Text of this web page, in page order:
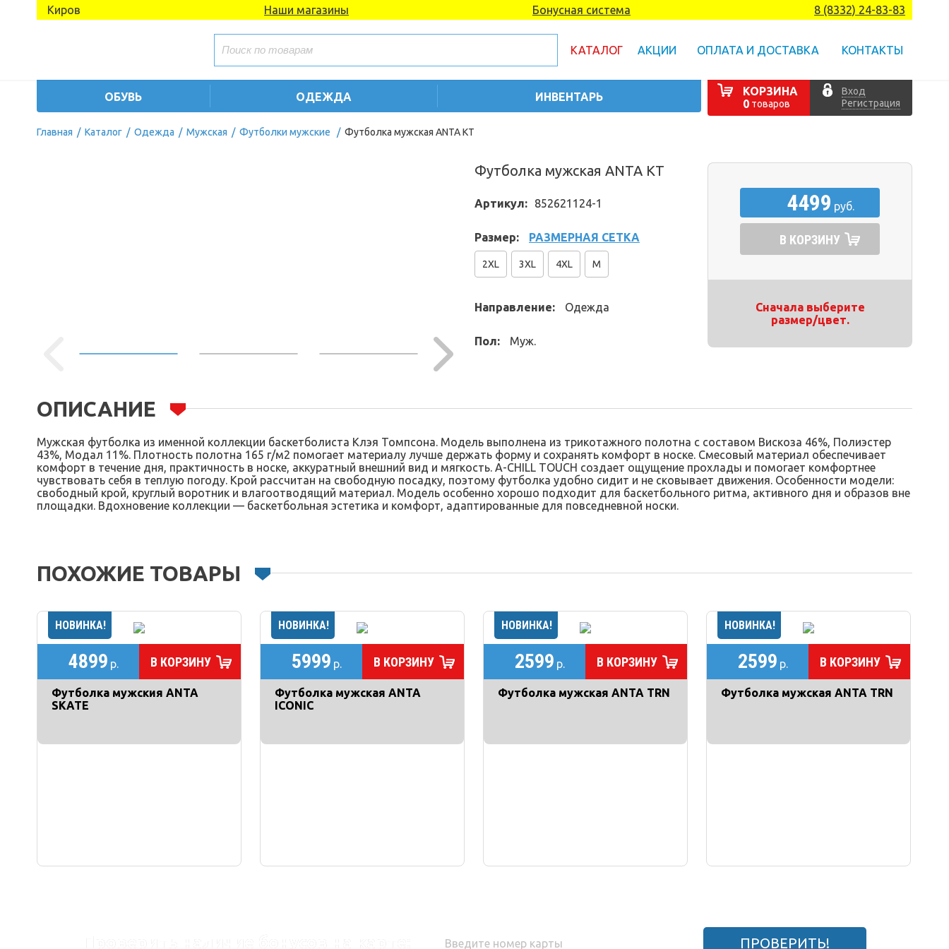
Киров Наши магазины Бонусная система 8 (8332) 24-83-83
КАТАЛОГ АКЦИИ ОПЛАТА И ДОСТАВКА КОНТАКТЫ
ОБУВЬ ОДЕЖДА ИНВЕНТАРЬ
КОРЗИНА
0 товаров
Вход
Регистрация
Главная / Каталог / Одежда / Мужская / Футболки мужские / Футболка мужская ANTA KT
Футболка мужская ANTA KT
Артикул: 852621124-1
Размер: РАЗМЕРНАЯ СЕТКА
2XL 3XL 4XL M
Направление: Одежда
Пол: Муж.
4499 руб.
В КОРЗИНУ
Сначала выберите
размер/цвет.
ОПИСАНИЕ
Мужская футболка из именной коллекции баскетболиста Клэя Томпсона. Модель выполнена из трикотажного полотна с составом Вискоза 46%, Полиэстер
43%, Модал 11%. Плотность полотна 165 г/м2 помогает материалу лучше держать форму и сохранять комфорт в носке. Смесовый материал обеспечивает
комфорт в течение дня, практичность в носке, аккуратный внешний вид и мягкость. A-CHILL TOUCH создает ощущение прохлады и помогает комфортнее
чувствовать себя в теплую погоду. Крой рассчитан на свободную посадку, поэтому футболка удобно сидит и не сковывает движения. Особенности модели:
свободный крой, круглый воротник и влагоотводящий материал. Модель особенно хорошо подходит для баскетбольного ритма, активного дня и образов вне
площадки. Вдохновение коллекции — баскетбольная эстетика и комфорт, адаптированные для повседневной носки.
ПОХОЖИЕ ТОВАРЫ
4899 р. В КОРЗИНУ
Футболка мужския ANTA
SKATE
5999 р. В КОРЗИНУ
Футболка мужская ANTA
ICONIC
2599 р. В КОРЗИНУ
Футболка мужская ANTA TRN
2599 р. В КОРЗИНУ
Футболка мужская ANTA TRN
ПРОВЕРИТЬ!